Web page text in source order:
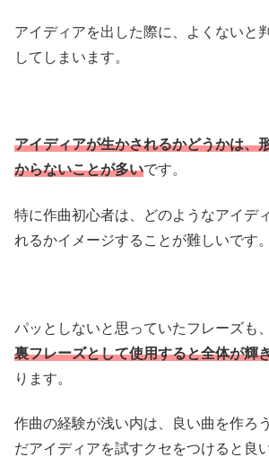
アイディアを出した際に、よくないと
してしまいます。
アイディアが生かされるかどうかは、
からないことが多いです。
特に作曲初心者は、どのようなアイデ
れるかイメージすることが難しいです。
パッとしないと思っていたフレーズも、
裏フレーズとして使用すると全体が輝
ります。
作曲の経験が浅い内は、良い曲を作ろ
だアイディアを試すクセをつけると良